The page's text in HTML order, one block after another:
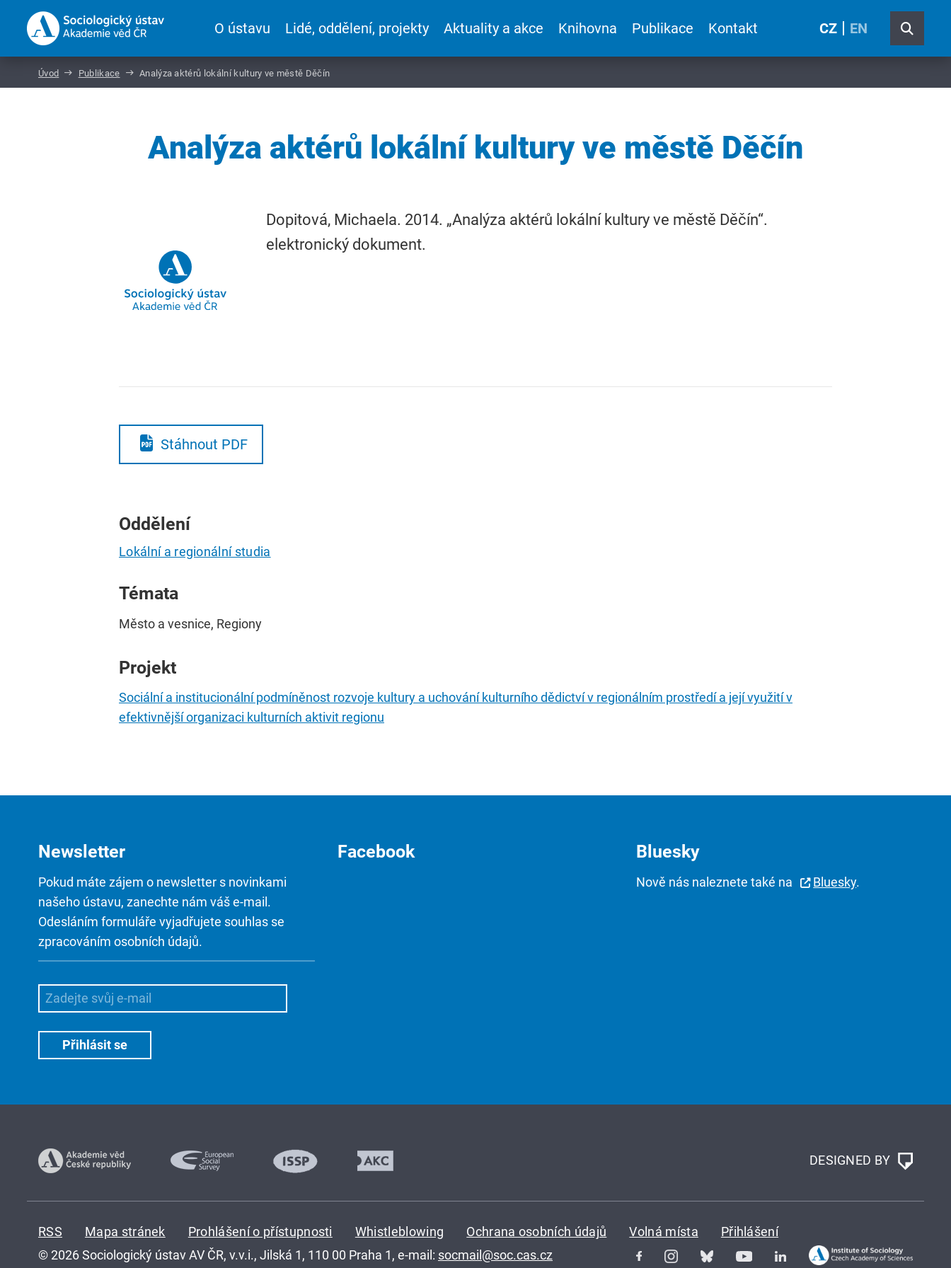
O ústavu Lidé, oddělení, projekty Aktuality a akce Knihovna Publikace Kontakt CZ EN
Úvod Publikace Analýza aktérů lokální kultury ve městě Děčín
Analýza aktérů lokální kultury ve městě Děčín
Dopitová, Michaela. 2014. „Analýza aktérů lokální kultury ve městě Děčín“.
elektronický dokument.
Stáhnout PDF
Oddělení
Lokální a regionální studia
Témata
Město a vesnice, Regiony
Projekt
Sociální a institucionální podmíněnost rozvoje kultury a uchování kulturního dědictví v regionálním prostředí a její využití v
efektivnější organizaci kulturních aktivit regionu
Newsletter
Pokud máte zájem o newsletter s novinkami
našeho ústavu, zanechte nám váš e-mail.
Odesláním formuláře vyjadřujete souhlas se
zpracováním osobních údajů.
Facebook Bluesky
Nově nás naleznete také na Bluesky.
DESIGNED BY
RSS Mapa stránek Prohlášení o přístupnosti Whistleblowing Ochrana osobních údajů Volná místa
Přihlášení
© 2026 Sociologický ústav AV ČR, v.v.i., Jilská 1, 110 00 Praha 1, e-mail: socmail@soc.cas.cz